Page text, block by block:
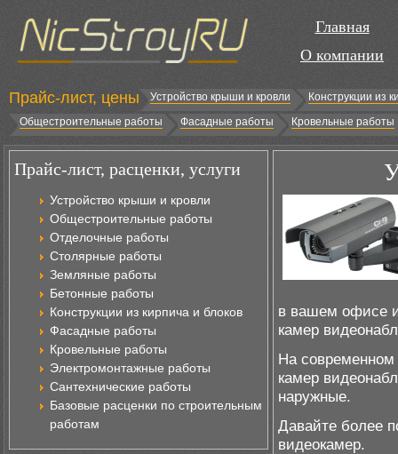
Главная
О компании
Прайс-лист, цены Устройство крыши и кровли
Конструкции из
Общестроительные работы
Фасадные работы Кровельные работы
Прайс-лист, расценки, услуги
Устройство крыши и кровли
Общестроительные работы
Отделочные работы
Столярные работы
Земляные работы
Бетонные работы
Конструкции из кирпича и блоков
Фасадные работы
Кровельные работы
Электромонтажные работы
Сантехнические работы
Базовые расценки по строительным
работам
в вашем офисе
камер
На
камер
наружные.
Давайте более
видеокамер.